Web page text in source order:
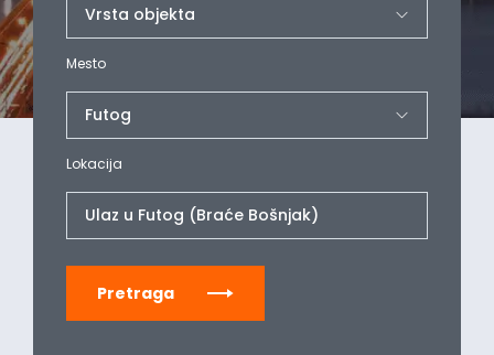
Mesto
Lokacija
Ulaz u Futog (Braće Bošnjak)
Pretraga